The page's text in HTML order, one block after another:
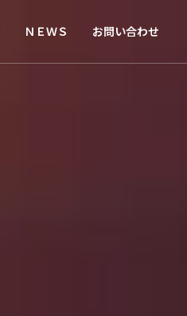
ＮＥＷＳ お問い合わせ